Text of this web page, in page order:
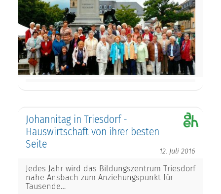
Johannitag in Triesdorf -
Hauswirtschaft von ihrer besten
Seite
12. Juli 2016
Jedes Jahr wird das Bildungszentrum Triesdorf
nahe Ansbach zum Anziehungspunkt für
Tausende…